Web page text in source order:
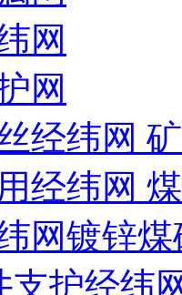
网
网
经纬网
经纬网
网镀锌
支护经纬